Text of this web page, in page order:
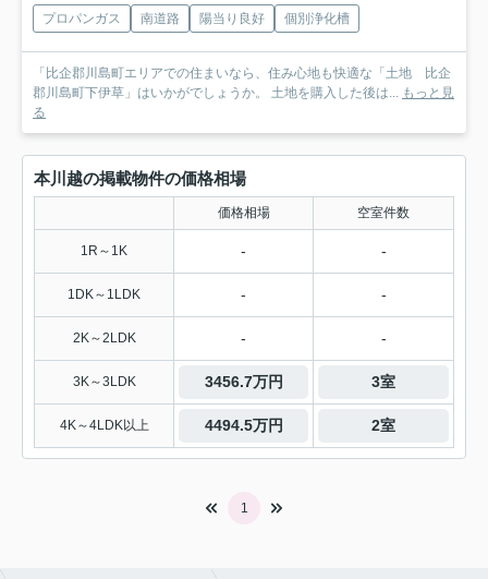
プロパンガス 南道路 陽当り良好 個別浄化槽
「比企郡川島町エリアでの住まいなら、住み心地も快適な「土地 比企
郡川島町下伊草」はいかがでしょうか。 土地を購入した後は...
もっと見
る
本川越の掲載物件の価格相場
価格相場 空室件数
1R～1K - -
1DK～1LDK - -
2K～2LDK - -
3K～3LDK 3456.7万円 3室
4K～4LDK以上 4494.5万円 2室
1